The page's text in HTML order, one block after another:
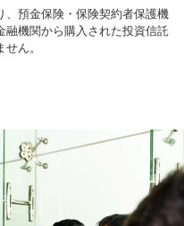
、預金保険・保険契約者保護機
融機関から購入された投資信託
ん。